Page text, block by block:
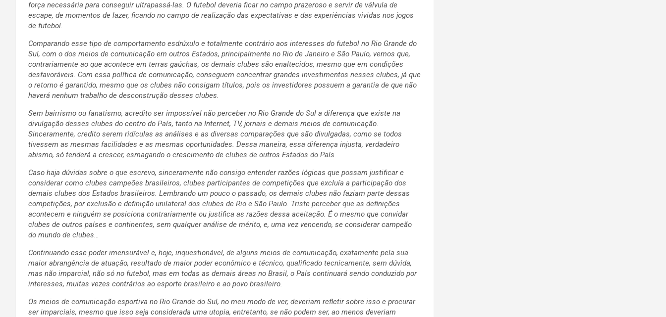
força necessária para conseguir ultrapassá-las. O futebol deveria ficar no campo prazeroso e servir de válvula de
escape, de momentos de lazer, ficando no campo de realização das expectativas e das experiências vividas nos jogos
de futebol.
Comparando esse tipo de comportamento esdrúxulo e totalmente contrário aos interesses do futebol no Rio Grande do
Sul, com o dos meios de comunicação em outros Estados, principalmente no Rio de Janeiro e São Paulo, vemos que,
contrariamente ao que acontece em terras gaúchas, os demais clubes são enaltecidos, mesmo que em condições
desfavoráveis. Com essa política de comunicação, conseguem concentrar grandes investimentos nesses clubes, já que
o retorno é garantido, mesmo que os clubes não consigam títulos, pois os investidores possuem a garantia de que não
haverá nenhum trabalho de desconstrução desses clubes.
Sem bairrismo ou fanatismo, acredito ser impossível não perceber no Rio Grande do Sul a diferença que existe na
divulgação desses clubes do centro do País, tanto na Internet, TV, jornais e demais meios de comunicação.
Sinceramente, credito serem ridículas as análises e as diversas comparações que são divulgadas, como se todos
tivessem as mesmas facilidades e as mesmas oportunidades. Dessa maneira, essa diferença injusta, verdadeiro
abismo, só tenderá a crescer, esmagando o crescimento de clubes de outros Estados do País.
Caso haja dúvidas sobre o que escrevo, sinceramente não consigo entender razões lógicas que possam justificar e
considerar como clubes campeões brasileiros, clubes participantes de competições que excluía a participação dos
demais clubes dos Estados brasileiros. Lembrando um pouco o passado, os demais clubes não faziam parte dessas
competições, por exclusão e definição unilateral dos clubes de Rio e São Paulo. Triste perceber que as definições
acontecem e ninguém se posiciona contrariamente ou justifica as razões dessa aceitação. É o mesmo que convidar
clubes de outros países e continentes, sem qualquer análise de mérito, e, uma vez vencendo, se considerar campeão
do mundo de clubes…
Continuando esse poder imensurável e, hoje, inquestionável, de alguns meios de comunicação, exatamente pela sua
maior abrangência de atuação, resultado de maior poder econômico e técnico, qualificado tecnicamente, sem dúvida,
mas não imparcial, não só no futebol, mas em todas as demais áreas no Brasil, o País continuará sendo conduzido por
interesses, muitas vezes contrários ao esporte brasileiro e ao povo brasileiro.
Os meios de comunicação esportiva no Rio Grande do Sul, no meu modo de ver, deveriam refletir sobre isso e procurar
ser imparciais, mesmo que isso seja considerada uma utopia, entretanto, se não podem ser, ao menos deveriam